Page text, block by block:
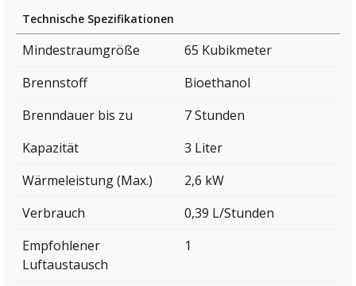
Technische Spezifikationen
Mindestraumgröße
65 Kubikmeter
Brennstoff
Bioethanol
Brenndauer bis zu
7 Stunden
Kapazität
3 Liter
Wärmeleistung (Max.)
2,6 kW
Verbrauch
0,39 L/Stunden
Empfohlener
Luftaustausch
1